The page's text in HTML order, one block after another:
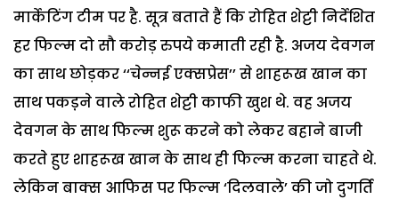
मार्केटिंग टीम पर है. सूत्र बताते हैं कि रोहित शेट्टी निर्देशित
हर फिल्म दो सौ करोड़ रुपये कमाती रही है. अजय देवगन
का साथ छोड़कर ‘‘चेन्नई एक्सप्रेस’’ से शाहरूख खान का
साथ पकड़़ने वाले रोहित शेट्टी काफी खुश थे. वह अजय
देवगन के साथ फिल्म शुरू करने को लेकर बहाने बाजी
करते हुए शाहरूख खान के साथ ही फिल्म करना चाहते थे.
लेकिन बाक्स आफिस पर फिल्म ‘दिलवाले’ की जो दुगर्ति